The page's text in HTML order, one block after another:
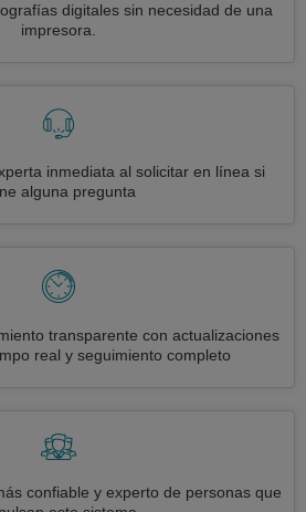
digitales sin necesidad de una
impresora.
inmediata al solicitar en línea si
alguna pregunta
transparente con actualizaciones
real y seguimiento completo
confiable y experto de personas que